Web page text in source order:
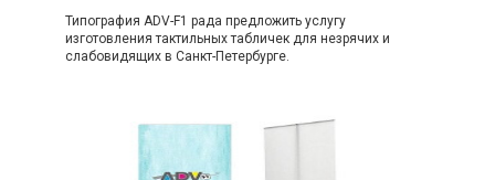
Типография ADV-F1 рада предложить услугу
изготовления тактильных табличек для незрячих и
слабовидящих в Санкт-Петербурге.